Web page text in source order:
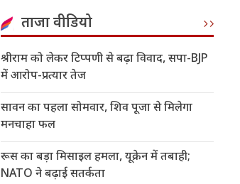
ताजा वीडियो
श्रीराम को लेकर टिप्पणी से बढ़ा विवाद, सपा-BJP
में आरोप-प्रत्यार तेज
सावन का पहला सोमवार, शिव पूजा से मिलेगा
मनचाहा फल
रूस का बड़ा मिसाइल हमला, यूक्रेन में तबाही;
NATO ने बढ़ाई सतर्कता